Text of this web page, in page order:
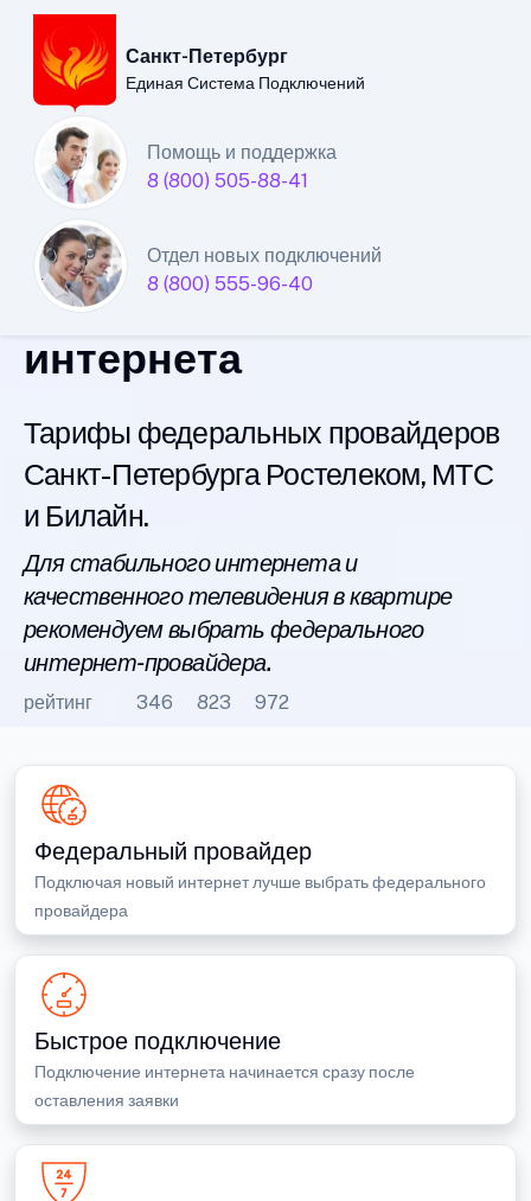
Санкт-Петербург
Единая Система Подключений
Помощь и поддержка
8 (800) 505-88-41
Отдел новых подключений
8 (800) 555-96-40
Санкт-Петербургский
филиал
Единой Системы
Подключений
интернета
Тарифы федеральных провайдеров
Санкт-Петербурга Ростелеком, МТС
и Билайн.
Для стабильного интернета и
качественного телевидения в квартире
рекомендуем выбрать федерального
интернет-провайдера.
рейтинг 346 823 972
Федеральный провайдер
Подключая новый интернет лучше выбрать федерального
провайдера
Быстрое подключение
Подключение интернета начинается сразу после
оставления заявки